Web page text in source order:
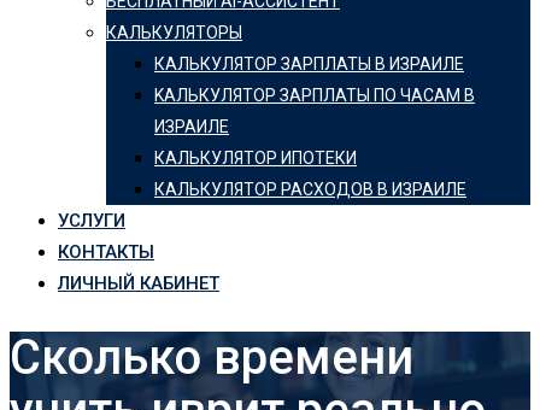
КАЛЬКУЛЯТОРЫ
КАЛЬКУЛЯТОР ЗАРПЛАТЫ В ИЗРАИЛЕ
KАЛЬКУЛЯТОР ЗАРПЛАТЫ ПО ЧАСАМ В
ИЗРАИЛЕ
КАЛЬКУЛЯТОР ИПОТЕКИ
КАЛЬКУЛЯТОР РАСХОДОВ В ИЗРАИЛЕ
УСЛУГИ
КОНТАКТЫ
ЛИЧНЫЙ КАБИНЕТ
Сколько времени